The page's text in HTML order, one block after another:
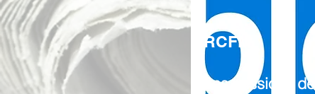
RCFM
Les missions de